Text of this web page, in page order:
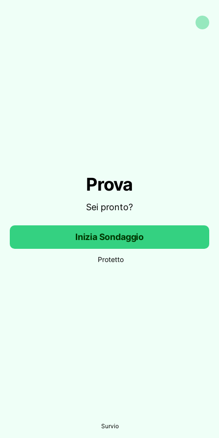
Prova
Sei pronto?
Inizia Sondaggio
Protetto
Survio